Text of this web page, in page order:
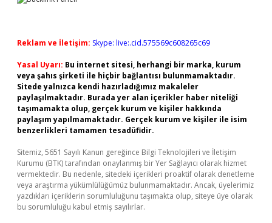
Reklam ve İletişim: Skype: live:.cid.575569c608265c69
Yasal Uyarı: Bu internet sitesi, herhangi bir marka, kurum
veya şahıs şirketi ile hiçbir bağlantısı bulunmamaktadır.
Sitede yalnızca kendi hazırladığımız makaleler
paylaşılmaktadır. Burada yer alan içerikler haber niteliği
taşımamakta olup, gerçek kurum ve kişiler hakkında
paylaşım yapılmamaktadır. Gerçek kurum ve kişiler ile isim
benzerlikleri tamamen tesadüfidir.
Sitemiz, 5651 Sayılı Kanun gereğince Bilgi Teknolojileri ve İletişim
Kurumu (BTK) tarafından onaylanmış bir Yer Sağlayıcı olarak hizmet
vermektedir. Bu nedenle, sitedeki içerikleri proaktif olarak denetleme
veya araştırma yükümlülüğümüz bulunmamaktadır. Ancak, üyelerimiz
yazdıkları içeriklerin sorumluluğunu taşımakta olup, siteye üye olarak
bu sorumluluğu kabul etmiş sayılırlar.